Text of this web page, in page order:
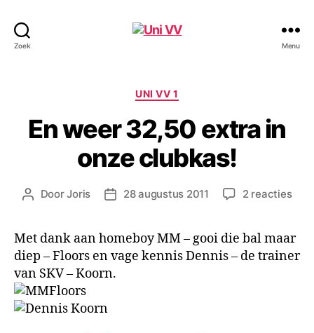
Zoek Menu
Categorieën
UNI VV 1
En weer 32,50 extra in
onze clubkas!
Berichtauteur
DoorJoris Berichtdatum
28 augustus 2011 2 reactiesop
Met dank aan homeboy MM – gooi die bal maar
diep – Floors en vage kennis Dennis – de trainer
van SKV – Koorn.